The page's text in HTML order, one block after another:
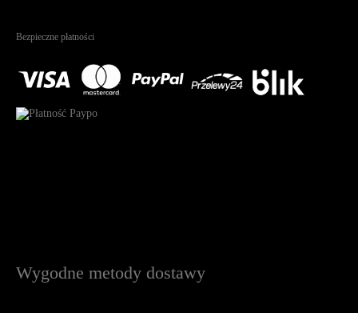
Bezpieczne płatności
Wygodne metody dostawy